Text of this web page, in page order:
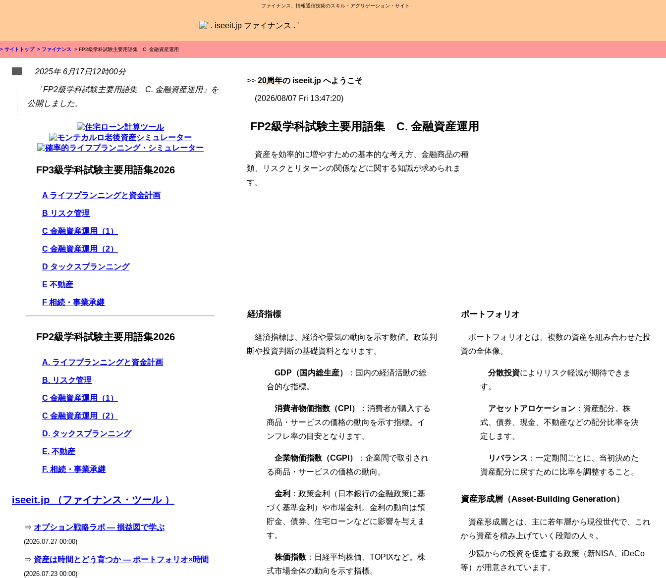
ファイナンス、情報通信技術のスキル・アグリゲーション・サイト
> サイトトップ > ファイナンス > FP2級学科試験主要用語集 C. 金融資産運用
>> 20周年の iseeit.jp へようこそ
(2026/08/07 Fri 13:47:20)
FP2級学科試験主要用語集 C. 金融資産運用
資産を効率的に増やすための基本的な考え方、金融商品の種
類、リスクとリターンの関係などに関する知識が求められま
す。
経済指標
経済指標は、経済や景気の動向を示す数値。政策判
断や投資判断の基礎資料となります。
GDP（国内総生産）
：国内の経済活動の総
合的な指標。
消費者物価指数（CPI）
：消費者が購入する
商品・サービスの価格の動向を示す指標。イ
ンフレ率の目安となります。
企業物価指数（CGPI）
：企業間で取引され
る商品・サービスの価格の動向。
金利 ：政策金利（日本銀行の金融政策に基
づく基準金利）や市場金利。金利の動向は預
貯金、債券、住宅ローンなどに影響を与えま
す。
株価指数 ：日経平均株価、TOPIXなど。株
式市場全体の動向を示す指標。
ポートフォリオ
ポートフォリオとは、複数の資産を組み合わせた投
資の全体像。
分散投資によりリスク軽減が期待できま
す。
アセットアロケーション ：資産配分。株
式、債券、現金、不動産などの配分比率を決
定します。
リバランス ：一定期間ごとに、当初決めた
資産配分に戻すために比率を調整すること。
資産形成層（Asset-Building Generation）
資産形成層とは、主に若年層から現役世代で、これ
から資産を積み上げていく段階の人々。
少額からの投資を促進する政策（新NISA、iDeCo
等）が用意されています。
2025年 6月17日12時00分
「FP2級学科試験主要用語集 C. 金融資産運用」を
公開しました。
FP3級学科試験主要用語集2026
A ライフプランニングと資金計画
B リスク管理
C 金融資産運用（1）
C 金融資産運用（2）
D タックスプランニング
E 不動産
F 相続・事業承継
FP2級学科試験主要用語集2026
A. ライフプランニングと資金計画
B. リスク管理
C 金融資産運用（1）
C 金融資産運用（2）
D. タックスプランニング
E. 不動産
F. 相続・事業承継
iseeit.jp （ファイナンス・ツール ）
⇒ オプション戦略ラボ — 損益図で学ぶ
(2026.07.27 00:00)
⇒ 資産は時間とどう育つか — ポートフォリオ×時間
(2026.07.23 00:00)